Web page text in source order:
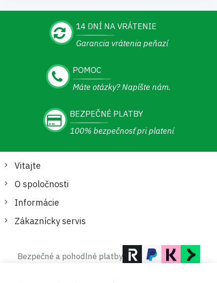
14 DNÍ NA VRÁTENIE
Garancia vrátenia peňazí
POMOC
Máte otázky? Napíšte nám.
BEZPEČNÉ PLATBY
100% bezpečnosť pri platení
Vitajte
O spoločnosti
Informácie
Zákaznícky servis
Bezpečné a pohodlné platby